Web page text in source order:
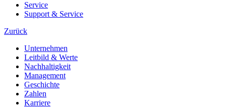
Service
Support & Service
Zurück
Unternehmen
Leitbild & Werte
Nachhaltigkeit
Management
Geschichte
Zahlen
Karriere